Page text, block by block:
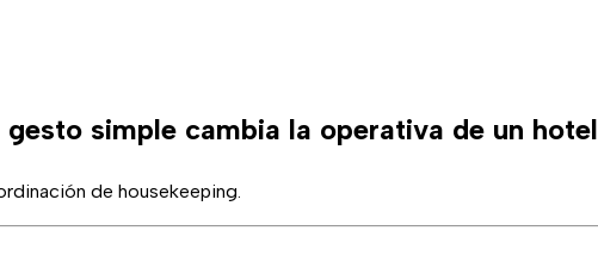
simple cambia la operativa de un hotel
de housekeeping.